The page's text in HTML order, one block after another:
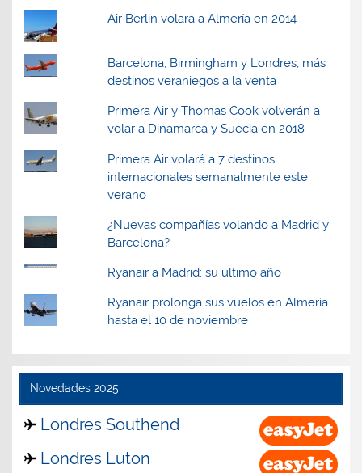
Air Berlin volará a Almería en 2014
Barcelona, Birmingham y Londres, más
destinos veraniegos a la venta
Primera Air y Thomas Cook volverán a
volar a Dinamarca y Suecia en 2018
Primera Air volará a 7 destinos
internacionales semanalmente este
verano
¿Nuevas compañías volando a Madrid y
Barcelona?
Ryanair a Madrid: su último año
Ryanair prolonga sus vuelos en Almería
hasta el 10 de noviembre
Novedades 2025
Londres Southend
Londres Luton